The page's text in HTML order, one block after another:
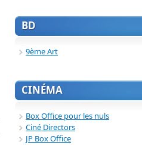
BD
9ème Art
CINÉMA
Box Office pour les nuls
Ciné Directors
JP Box Office